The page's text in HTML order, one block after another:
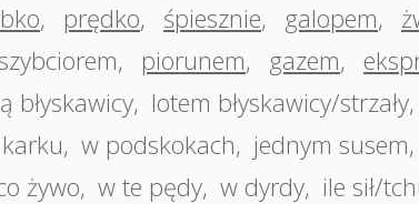
, prędko, śpiesznie, galopem,
szybciorem, piorunem, gazem,
błyskawicy, lotem błyskawicy/strzały,
, w podskokach, jednym susem,
żywo, w te pędy, w dyrdy, ile sił/